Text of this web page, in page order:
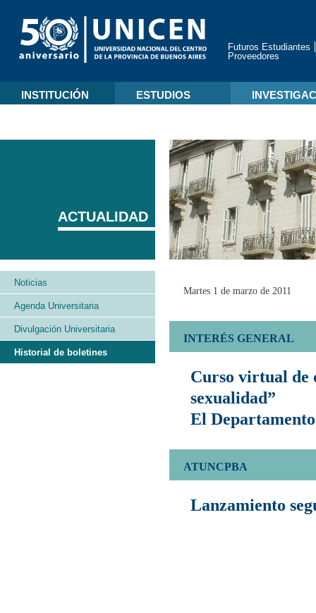
Futuros Estudiantes
Proveedores
INSTITUCIÓN ESTUDIOS
Martes 1 de marzo de 2011
INTERÉS GENERAL
Curso virtual de
sexualidad”
El
ATUNCPBA
Lanzamiento
ACTUALIDAD
Noticias
Agenda Universitaria
Divulgación Universitaria
Historial de boletines